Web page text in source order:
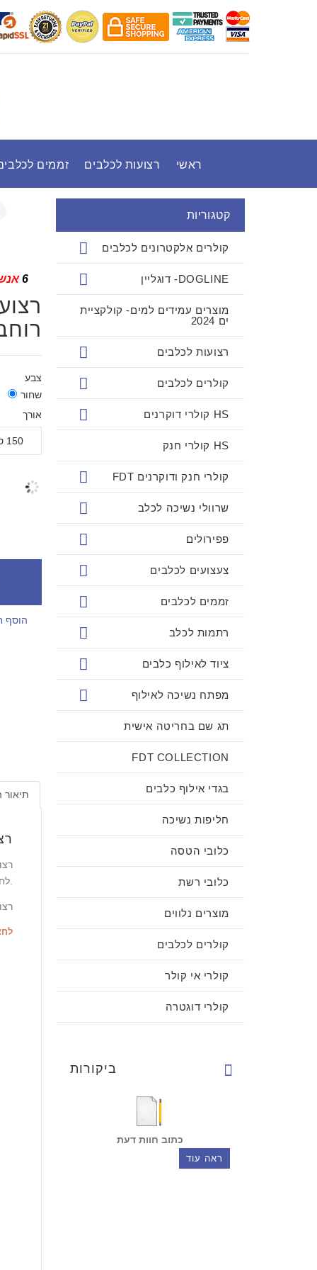
זממים רצועות לכלבים ראשי
6
רוחב 13
צבע
שחור
אורך
הוסף
תיאור
לחלוטין בכל תנאי שטח. הם לא מחליקות כשהם רטובות, והן חזקות במיוחד לכלבים גדולים וקטנים כאחד.
קטגוריות
קולרים אלקטרונים לכלבים
DOGLINE- דוגליין
מוצרים עמידים למים- קולקציית
ים 2024
רצועות לכלבים
קולרים לכלבים
HS קולרי דוקרנים
HS קולרי חנק
קולרי חנק ודוקרנים FDT
שרוולי נשיכה לכלב
פפירולים
צעצועים לכלבים
זממים לכלבים
רתמות לכלב
ציוד לאילוף כלבים
מפתח נשיכה לאילוף
תג שם בחריטה אישית
FDT COLLECTION
בגדי אילוף כלבים
חליפות נשיכה
כלובי הטסה
כלובי רשת
מוצרים נלווים
קולרים לכלבים
קולרי אי קולר
קולרי דוגטרה
ביקורות
כתוב חוות דעת
ראה עוד